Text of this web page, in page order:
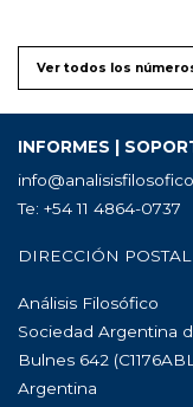
Ver todos los
INFORMES |
Te: +54 11 4864-0737
DIRECCIÓN POSTAL
Análisis Filosófico
Sociedad Argentina
Bulnes 642
Argentina